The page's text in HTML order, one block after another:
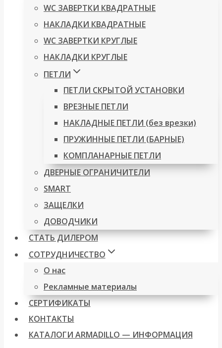
WC ЗАВЕРТКИ КВАДРАТНЫЕ
НАКЛАДКИ КВАДРАТНЫЕ
WC ЗАВЕРТКИ КРУГЛЫЕ
НАКЛАДКИ КРУГЛЫЕ
ПЕТЛИ
ПЕТЛИ СКРЫТОЙ УСТАНОВКИ
ВРЕЗНЫЕ ПЕТЛИ
НАКЛАДНЫЕ ПЕТЛИ (без врезки)
ПРУЖИННЫЕ ПЕТЛИ (БАРНЫЕ)
КОМПЛАНАРНЫЕ ПЕТЛИ
ДВЕРНЫЕ ОГРАНИЧИТЕЛИ
SMART
ЗАЩЕЛКИ
ДОВОДЧИКИ
СТАТЬ ДИЛЕРОМ
СОТРУДНИЧЕСТВО
О нас
Рекламные материалы
СЕРТИФИКАТЫ
КОНТАКТЫ
КАТАЛОГИ ARMADILLO — ИНФОРМАЦИЯ